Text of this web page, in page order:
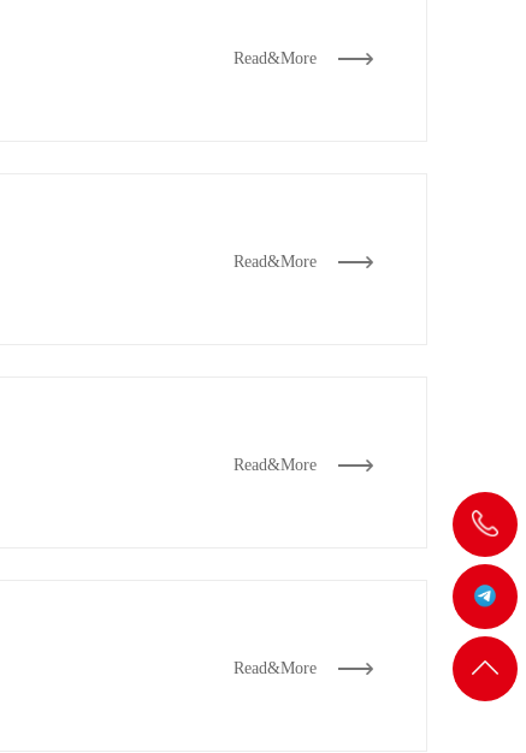
飞
机
客服
返回
Read&More
Read&More
Read&More
Read&More